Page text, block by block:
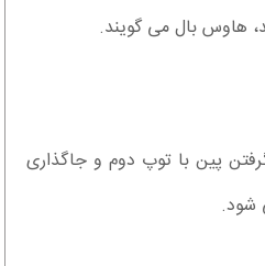
هاوس بال می گویند.
پین با توپ دوم و جاگذاری